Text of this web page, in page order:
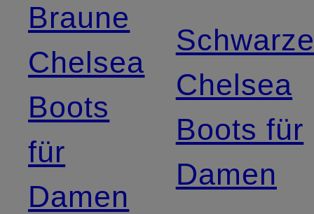
Braune
Chelsea
Boots
für
Damen
Chelsea
Boots für
Damen